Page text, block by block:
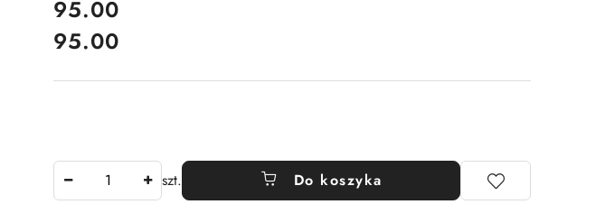
cena:
95.00
Cena:
95.00
szt. Do koszyka